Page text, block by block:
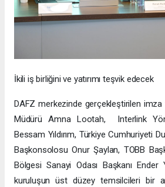
İkili iş birliğini ve yatırımı teşvik edecek
DAFZ merkezinde gerçekleştirilen
Müdürü Amna Lootah, Interlink
Bessam Yıldırım, Türkiye Cumhuriyeti
Başkonsolosu Onur Şaylan, TOBB
Bölgesi Sanayi Odası Başkanı
kuruluşun üst düzey temsilcileri bir